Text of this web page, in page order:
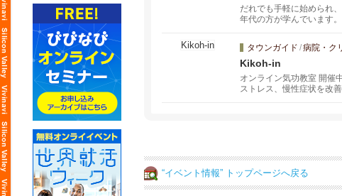
だれでも手軽に始められ
年代の方が学んでいます。
タウンガイド /病院・ク
Kikoh-in
オンライン気功教室 開催
ストレス、慢性症状を改
“イベント情報” トップページへ戻る